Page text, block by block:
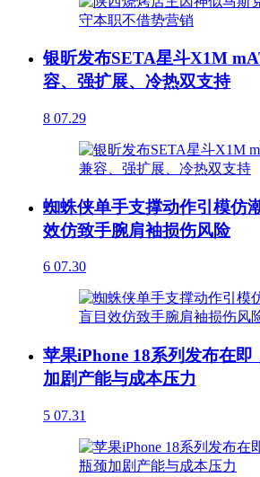
银昕发布SETA星斗X1M
容、强扩展、冷热双支持
8 07.29
蜘蛛侠单手支撑动作引模仿
效仿致手腕肩袖损伤风险
6 07.30
苹果iPhone 18系列发布在
加剧产能与成本压力
5 07.31